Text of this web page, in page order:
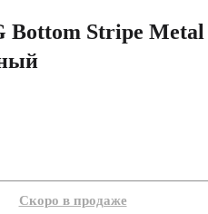
Bottom Stripe